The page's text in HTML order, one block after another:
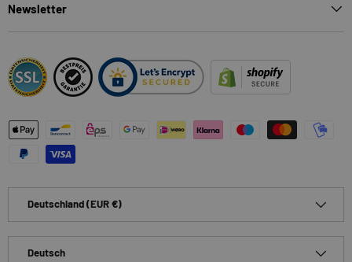
Newsletter
Zahlungsmethoden
Deutschland (EUR €)
Deutsch